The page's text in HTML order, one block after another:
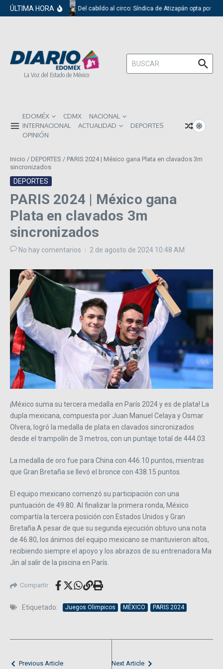
Saltar al contenido
ÚLTIMA HORA Del cabildo al circo: Síndica de Atizapán opta por el
La Voz del Estado de México
Buscar:
EDOMÉX CDMX
NACIONAL
INTERNACIONAL
ACTUALIDAD
DEPORTES
OPINIÓN
Inicio / DEPORTES / PARIS 2024 | México gana Plata en clavados 3m
sincronizados
DEPORTES
PARIS 2024 | México gana
Plata en clavados 3m
sincronizados
No hay comentarios 2 de agosto de 2024 10:48 AM
¡México suma su tercera medalla en París 2024 y es de plata! La
dupla mexicana, compuesta por Juan Manuel Celaya y Osmar
Olvera, logró la medalla de plata en clavados sincronizados
desde el trampolín de 3 metros, con un puntaje total de 444.03.
La medalla de oro fue para China con 446.10 puntos, mientras
que Gran Bretaña se llevó el bronce con 438.15 puntos.
El equipo mexicano comenzó su participación con una
puntuación de 49.80. Al finalizar la primera ronda, México
compartía la tercera posición con Estados Unidos y Gran
Bretaña.A pesar de que su segunda ejecución obtuvo una nota
de 46.80, los ánimos del equipo mexicano se mantuvieron altos,
recibiendo siempre el apoyo y los abrazos de su entrenadora Ma
Jin al salir de la piscina en París.
Compartir
Etiquetado: Juegos Olimpicos MÉXICO PARIS 2024
Previous Article Next Article